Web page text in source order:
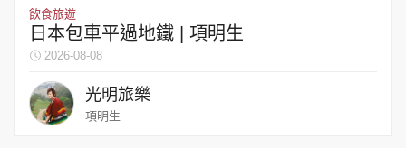
飲食旅遊
日本包車平過地鐵 | 項明生
2026-08-08
光明旅樂
項明生